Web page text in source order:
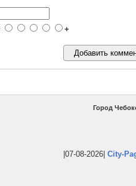
+
Город
|07-08-2026| City-